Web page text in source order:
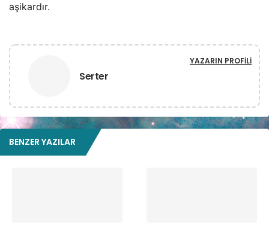
aşikardır.
Serter
YAZARIN PROFILI
BENZER YAZILAR